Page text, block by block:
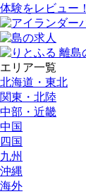
体験をレビュー！
エリア一覧
北海道・東北
関東・北陸
中部・近畿
中国
四国
九州
沖縄
海外